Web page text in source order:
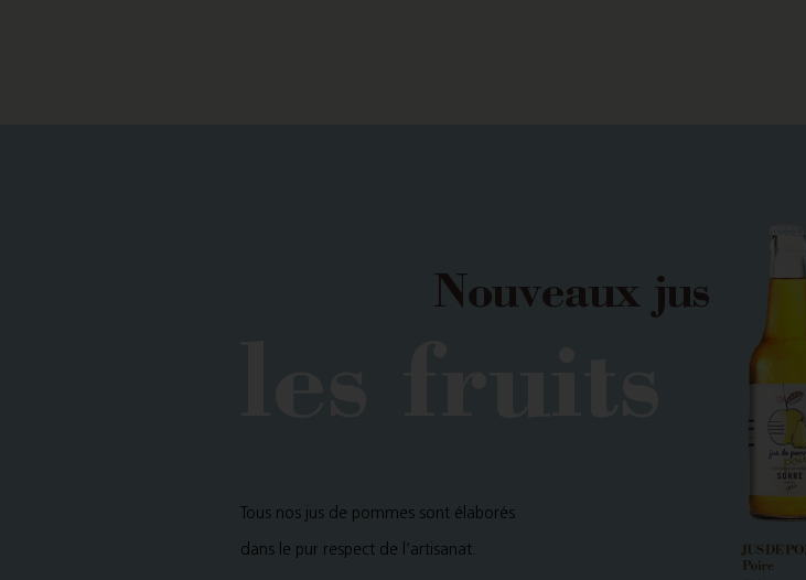
Nouveaux jus
Tous nos jus de pommes sont élaborés
dans le pur respect de l’artisanat.